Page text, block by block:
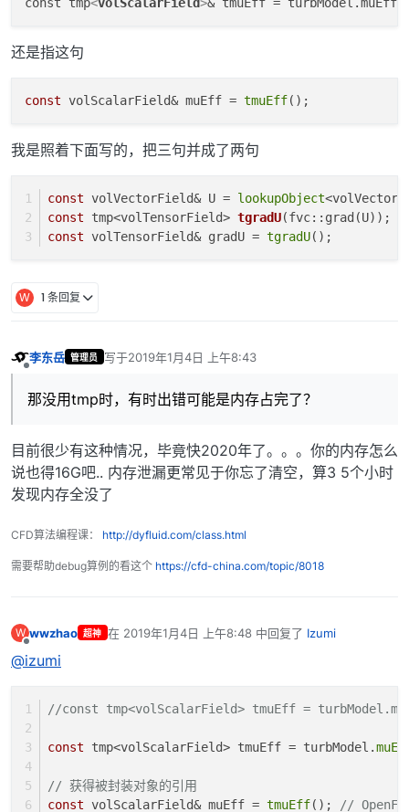
还是指这句
const volScalarField& muEff = tmuEff();
我是照着下面写的，把三句并成了两句
const volVectorField& U = lookupObject
const tmp<volTensorField> tgradU(fvc::grad(U)) ;
const volTensorField& gradU = tgradU();
W 1 条回复
李东岳 管理员 写于2019年1月4日 上午8:43
最后由 编辑
那没用tmp时，有时出错可能是内存占完了？
目前很少有这种情况，毕竟快2020年了。。。你的内存怎么
说也得16G吧.. 内存泄漏更常见于你忘了清空，算3 5个小时
发现内存全没了
CFD算法编程课： http://dyfluid.com/class.html
需要帮助debug算例的看这个 https://cfd-china.com/topic/8018
W wwzhao 超神 在 2019年1月4日 上午8:48中回复了 Izumi
最后由 编辑
@izumi
//const tmp<volScalarField> tmuEff =
const tmp<volScalarField> tmuEff = turbModel.
// 获得被封装对象的引用
const volScalarField& muEff = tmuEff(); //